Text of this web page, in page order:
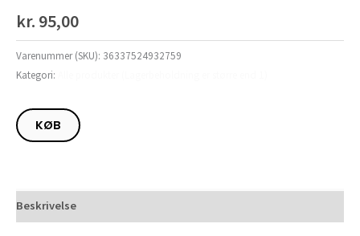
kr. 95,00
Varenummer (SKU): 36337524932759
Kategori:
KØB
Beskrivelse